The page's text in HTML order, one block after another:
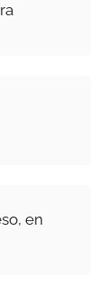
en